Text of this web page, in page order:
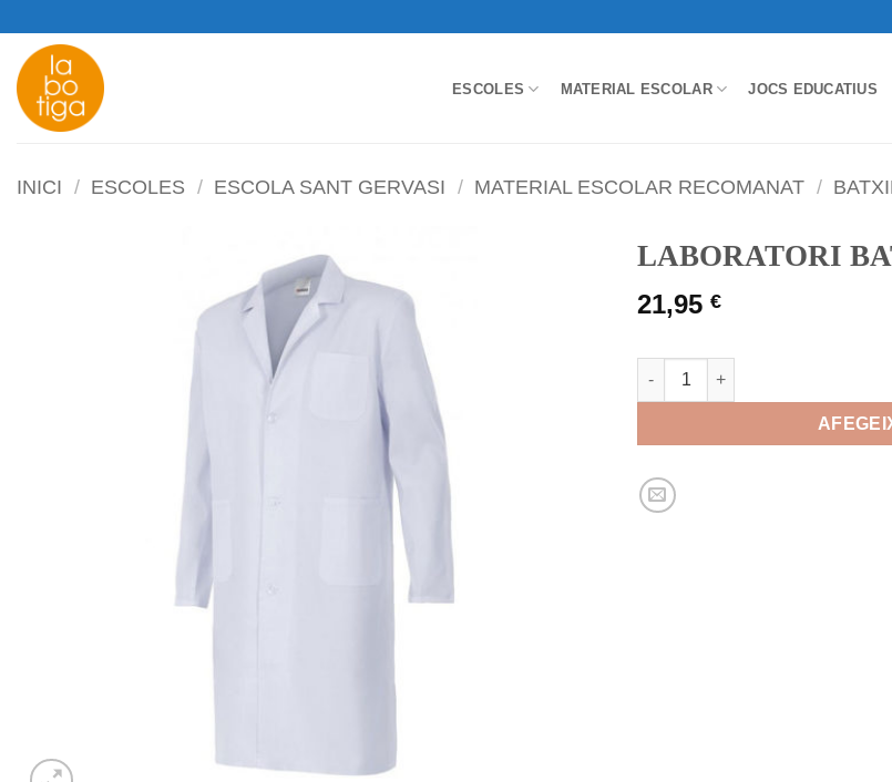
content
ESCOLES MATERIAL ESCOLAR JOCS EDUCATIUS
INICI / ESCOLES / ESCOLA SANT GERVASI / MATERIAL ESCOLAR RECOMANAT /
LABORATORI
21,95 €
quantitat de LABORATORI BATA